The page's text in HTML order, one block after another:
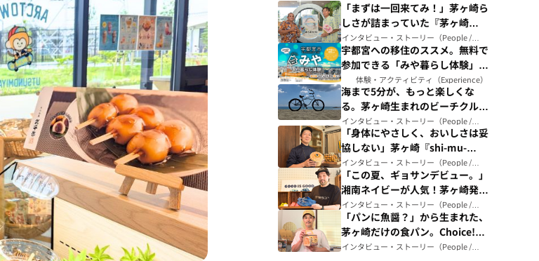
「まずは一回来てみ！」茅ヶ崎ら
しさが詰まっていた『茅ヶ崎
ALOHA』誕生ストーリー（神奈
川県）
インタビュー・ストーリー（People /
Story）
宇都宮への移住のススメ。無料で
参加できる「みや暮らし体験」で
リアルな暮らしを体感しよう
体験・アクティビティ（Experience）
海まで5分が、もっと楽しくな
る。茅ヶ崎生まれのビーチクルー
ザー「Mellow 26」（セオサイク
ル）（神奈川県）
インタビュー・ストーリー（People /
Story）
「身体にやさしく、おいしさは妥
協しない」茅ヶ崎『shi-mu-
ffon』が届けるグルテンフリーシ
フォンケーキのこだわり（神奈川
県）
インタビュー・ストーリー（People /
Story）
「この夏、ギョサンデビュー。」
湘南ネイビーが人気！茅ヶ崎発
ビーチサンダル専門店「GOOD
IS GOOD」が届ける、ビーサン
のある暮らし（神奈川県）
インタビュー・ストーリー（People /
Story）
「パンに魚醤？」から生まれた、
茅ヶ崎だけの食パン。Choice!
CHIGASAKI認定『茅ヶ崎「海の
インタビュー・ストーリー（People /
Story）